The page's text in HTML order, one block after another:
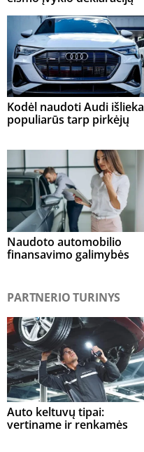
Kodėl naudoti Audi išlieka
populiarūs tarp pirkėjų
Naudoto automobilio
finansavimo galimybės
PARTNERIO TURINYS
Auto keltuvų tipai:
vertiname ir renkamės